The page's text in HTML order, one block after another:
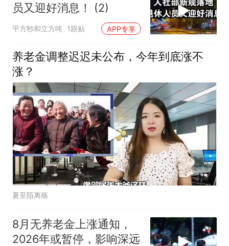
员又迎好消息！ (2)
平方秒和立方吨 1跟贴 APP专享
养老金调整迟迟未公布，今年到底涨不
涨？
夏至陌离殇
8月无养老金上涨通知，
2026年或暂停，影响深远